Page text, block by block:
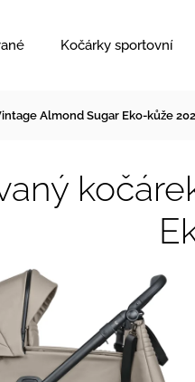
Kočárky sportovní
Almond Sugar Eko-kůže